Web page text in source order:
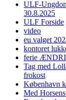
ULF-
30.8.2025
ULF Forside
video
eu valget
kontoret
ferie
Tag med
frokost
København
Med